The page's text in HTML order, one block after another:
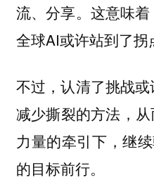
流、分享。这意味着
全球AI或许站到了拐
不过，认清了挑战或
减少撕裂的方法，
力量的牵引下，继
的目标前行。